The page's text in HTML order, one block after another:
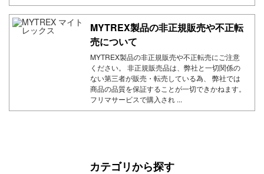
MYTREX製品の非正規販売や不正転
売について
MYTREX製品の非正規販売や不正転売にご注意
ください。 非正規販売品は、弊社と一切関係の
ない第三者が販売・転売している為、 弊社では
商品の品質を保証することが一切できかねます。
フリマサービスで購入され ...
カテゴリから探す